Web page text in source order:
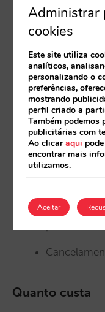
Coberturas:
em caso de
estadia.
Garantia
entrega da
Doença
isolamento
seguro.
Despesas
Quanto custa
Administrar
cookies
Este site utiliza
analíticos,
personalizando o
preferências,
mostrando
perfil criado a
Também
publicitárias com
Ao clicaraqui
encontrar mais
utilizamos.
Aceitar